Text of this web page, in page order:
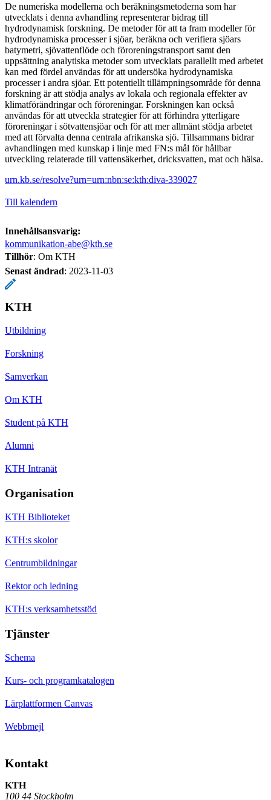
De numeriska modellerna och beräkningsmetoderna som har
utvecklats i denna avhandling representerar bidrag till
hydrodynamisk forskning. De metoder för att ta fram modeller för
hydrodynamiska processer i sjöar, beräkna och verifiera sjöars
batymetri, sjövattenflöde och föroreningstransport samt den
uppsättning analytiska metoder som utvecklats parallellt med arbetet
kan med fördel användas för att undersöka hydrodynamiska
processer i andra sjöar. Ett potentiellt tillämpningsområde för denna
forskning är att stödja analys av lokala och regionala effekter av
klimatförändringar och föroreningar. Forskningen kan också
användas för att utveckla strategier för att förhindra ytterligare
föroreningar i sötvattensjöar och för att mer allmänt stödja arbetet
med att förvalta denna centrala afrikanska sjö. Tillsammans bidrar
avhandlingen med kunskap i linje med FN:s mål för hållbar
utveckling relaterade till vattensäkerhet, dricksvatten, mat och hälsa.
urn.kb.se/resolve?urn=urn:nbn:se:kth:diva-339027
Till kalendern
Innehållsansvarig:
kommunikation-abe@kth.se
Tillhör: Om KTH
Senast ändrad: 2023-11-03
KTH
Utbildning
Forskning
Samverkan
Om KTH
Student på KTH
Alumni
KTH Intranät
Organisation
KTH Biblioteket
KTH:s skolor
Centrumbildningar
Rektor och ledning
KTH:s verksamhetsstöd
Tjänster
Schema
Kurs- och programkatalogen
Lärplattformen Canvas
Webbmejl
Kontakt
KTH
100 44 Stockholm